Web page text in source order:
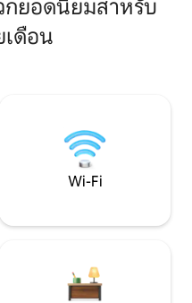
กยอดนิยมสำหรับ
ดือน
Wi-Fi